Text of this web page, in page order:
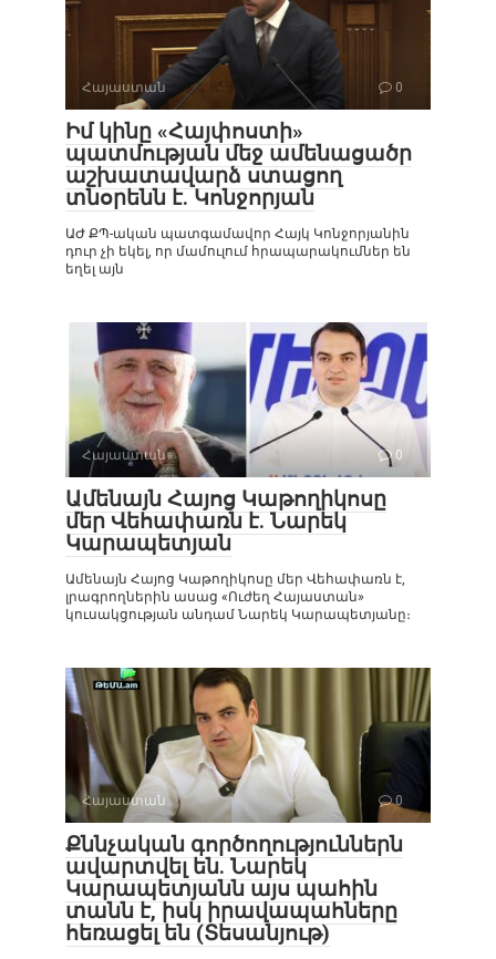
Հայաստան 0
Իմ կինը «Հայփոստի»
պատմության մեջ ամենացածր
աշխատավարձ ստացող
տնօրենն է. Կոնջորյան
ԱԺ ՔՊ-ական պատգամավոր Հայկ Կոնջորյանին
դուր չի եկել, որ մամուլում հրապարակումներ են
եղել այն
Հայաստան 0
Ամենայն Հայոց Կաթողիկոսը
մեր Վեհափառն է. Նարեկ
Կարապետյան
Ամենայն Հայոց Կաթողիկոսը մեր Վեհափառն է,
լրագրողներին ասաց «Ուժեղ Հայաստան»
կուսակցության անդամ Նարեկ Կարապետյանը։
Հայաստան 0
Քննչական գործողություններն
ավարտվել են. Նարեկ
Կարապետյանն այս պահին
տանն է, իսկ իրավապահները
հեռացել են (Տեսանյութ)